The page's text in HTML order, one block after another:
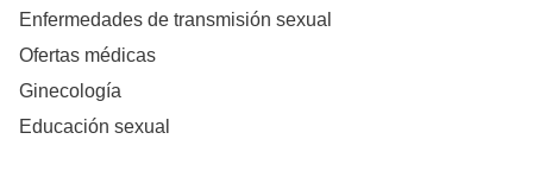
Enfermedades de transmisión sexual
Ofertas médicas
Ginecología
Educación sexual